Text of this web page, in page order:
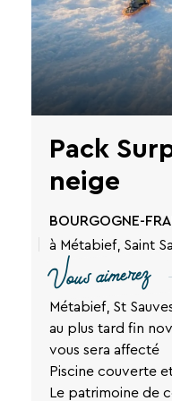
Pack
neige
BOURGOGNE-
à Métabief, Saint
Vous aimerez
Métabief, St
au plus tard fin
vous sera affecté
Piscine couverte
Le patrimoine de
En
renseignant
votre
adresse
email
vous
acceptez
recevoir
newsletter
VTF.
Vous
pouvez
vous
désinscrire
tout
moment
l’aide